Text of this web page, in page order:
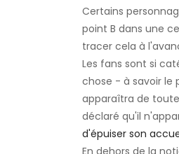
Certains
point B dans une
tracer cela à
Les fans sont si
chose - à savoir le
apparaîtra de
déclaré qu'il
d'épuiser son